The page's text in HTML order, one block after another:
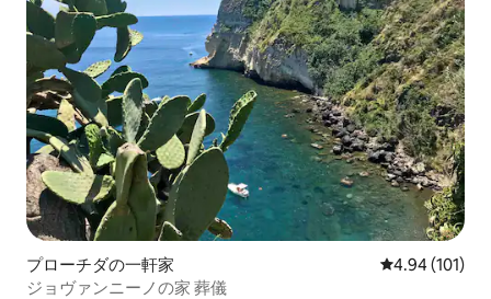
プローチダの一軒家 レビュー101
4.94 (101)
ジョヴァンニーノの家 葬儀